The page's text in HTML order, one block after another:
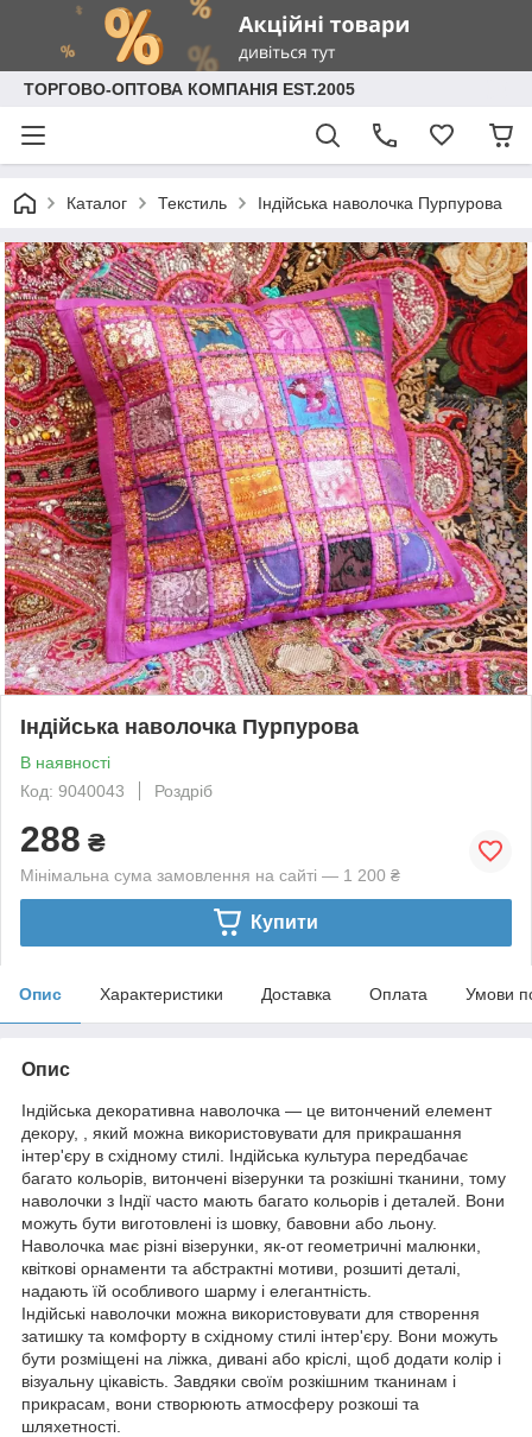
ТОРГОВО-ОПТОВА КОМПАНІЯ EST.2005
Каталог Текстиль Індійська наволочка Пурпурова
Індійська наволочка Пурпурова
В наявності
Код: 9040043
Роздріб
288 ₴
Мінімальна сума замовлення на сайті — 1 200 ₴
Купити
Опис Характеристики Доставка Оплата Умови
Опис
Індійська декоративна наволочка — це витончений елемент
декору, , який можна використовувати для прикрашання
інтер'єру в східному стилі. Індійська культура передбачає
багато кольорів, витончені візерунки та розкішні тканини, тому
наволочки з Індії часто мають багато кольорів і деталей. Вони
можуть бути виготовлені із шовку, бавовни або льону.
Наволочка має різні візерунки, як-от геометричні малюнки,
квіткові орнаменти та абстрактні мотиви, розшиті деталі,
надають їй особливого шарму і елегантність.
Індійські наволочки можна використовувати для створення
затишку та комфорту в східному стилі інтер'єру. Вони можуть
бути розміщені на ліжка, дивані або кріслі, щоб додати колір і
візуальну цікавість. Завдяки своїм розкішним тканинам і
прикрасам, вони створюють атмосферу розкоші та
шляхетності.